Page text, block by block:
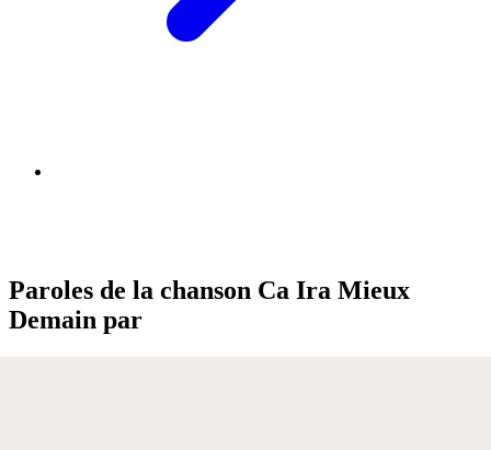
Paroles de la chanson Ca Ira Mieux
Demain par